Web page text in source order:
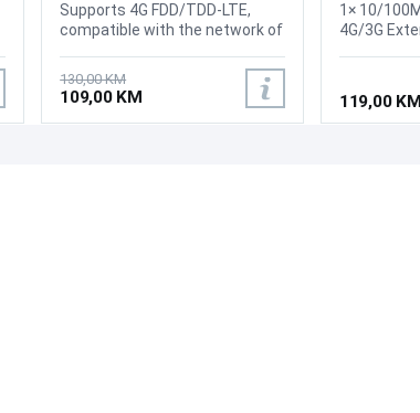
Supports 4G FDD/TDD-LTE,
compatible with the network of
Data Rates DL: 150Mbps, UL:
50Mbps, Internal Antenna, LED
DisplayWi-Fi status, Internet
connection status, Battery
130,00 KM
109,00 KM
1× 10/
4G/3G
WPS/
Frequency:
Speeds:
119,00 KM